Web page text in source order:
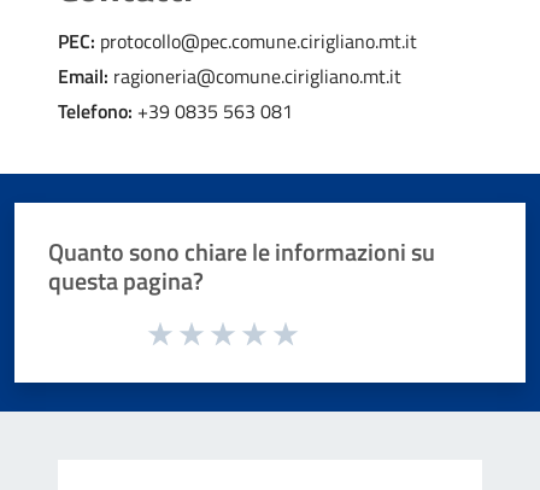
Richiesta istituzione divieto temporaneo di
sosta e/o transito
Richiesta permesso di sosta in deroga al disco
Segnalazione al Comando di Polizia Locale
Segnalazione/reclamo in materia di
cyberbullismo
PEC: protocollo@pec.comune.cirigliano.mt.it
Email: ragioneria@comune.cirigliano.mt.it
Telefono: +39 0835 563 081
Quanto sono chiare le informazioni su
questa pagina?
Valuta da 1 a 5 stelle la pagina